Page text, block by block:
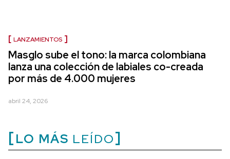
LANZAMIENTOS
Masglo sube el tono: la marca colombiana
lanza una colección de labiales co-creada
por más de 4.000 mujeres
abril 24, 2026
LO MÁS LEÍDO